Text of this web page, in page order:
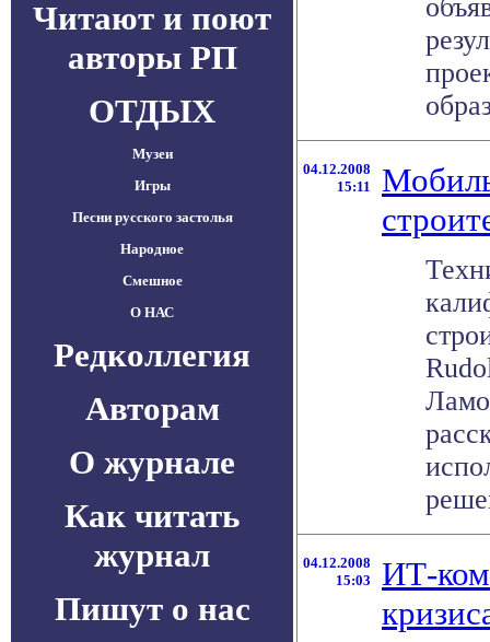
Читают и поют
авторы РП
ОТДЫХ
Музеи
Игры
Песни русского застолья
Народное
Смешное
О НАС
Редколлегия
Авторам
О журнале
Как читать
журнал
Пишут о нас
04.12.2008
15:11
04.12.2008
15:03
ИТ-